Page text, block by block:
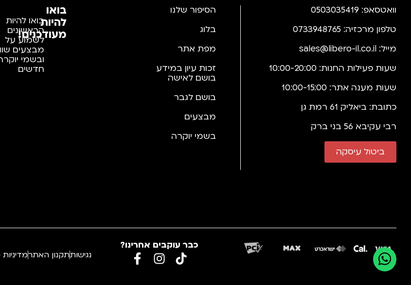
וואטסאפ: 0503035419
טלפון מרכזיה: 0733948765
מייל: sales@libero-il.co.il
שעות פעילות החנות: 10:00-20:00
שעות מענה אתר: 10:00-15:00
כתובת: ביאליק 61 רמת גן
רבי עקיבא 56 בני ברק
ביטול עיסקה
הסיפור שלנו
בלוג
מפת אתר
זכות עיון במידע
בושם לאישה
בושם לגבר
מבצעים
בשמי יוקרה
בואו
להיות
מעודכנים!
בואו להיות
הראשונים
לשמוע על
מבצעים
ובשמי
חדשים
כבר עוקבים אחרינו?
נגישותתקנון האתר